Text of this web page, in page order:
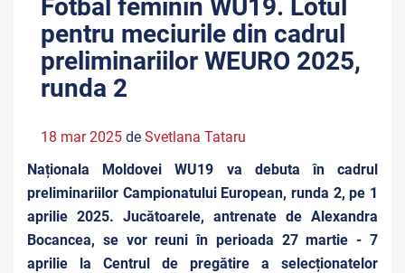
Fotbal feminin WU19. Lotul
pentru meciurile din cadrul
preliminariilor WEURO 2025,
runda 2
18 mar 2025 de Svetlana Tataru
Naționala Moldovei WU19 va debuta în cadrul
preliminariilor Campionatului European, runda 2, pe 1
aprilie 2025. Jucătoarele, antrenate de Alexandra
Bocancea, se vor reuni în perioada 27 martie - 7
aprilie la Centrul de pregătire a selecționatelor